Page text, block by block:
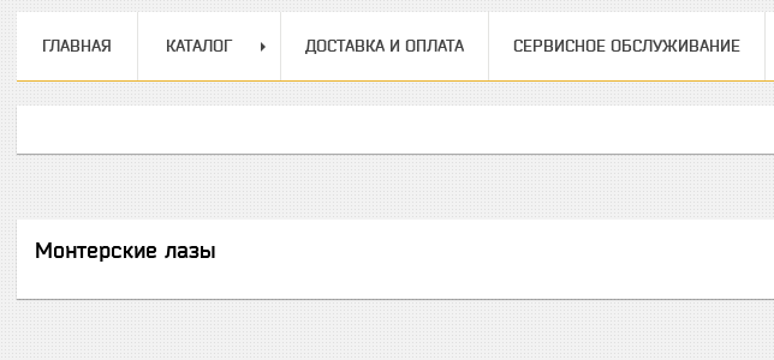
ГЛАВНАЯ КАТАЛОГ ДОСТАВКА И ОПЛАТА СЕРВИСНОЕ ОБСЛУЖИВАНИЕ
Монтерские лазы